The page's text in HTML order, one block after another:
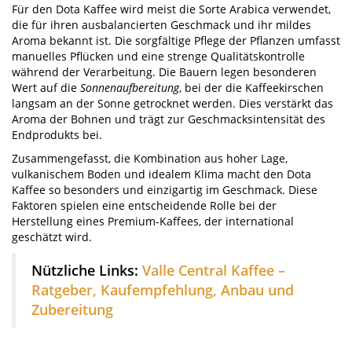
Für den Dota Kaffee wird meist die Sorte Arabica verwendet,
die für ihren ausbalancierten Geschmack und ihr mildes
Aroma bekannt ist. Die sorgfältige Pflege der Pflanzen umfasst
manuelles Pflücken und eine strenge Qualitätskontrolle
während der Verarbeitung. Die Bauern legen besonderen
Wert auf die Sonnenaufbereitung, bei der die Kaffeekirschen
langsam an der Sonne getrocknet werden. Dies verstärkt das
Aroma der Bohnen und trägt zur Geschmacksintensität des
Endprodukts bei.
Zusammengefasst, die Kombination aus hoher Lage,
vulkanischem Boden und idealem Klima macht den Dota
Kaffee so besonders und einzigartig im Geschmack. Diese
Faktoren spielen eine entscheidende Rolle bei der
Herstellung eines Premium-Kaffees, der international
geschätzt wird.
Nützliche Links: Valle Central Kaffee –
Ratgeber, Kaufempfehlung, Anbau und
Zubereitung